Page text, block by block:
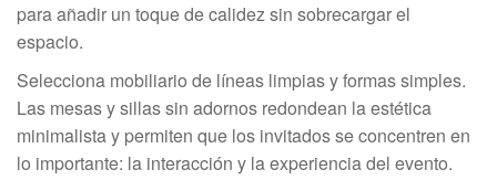
para añadir un toque de calidez sin sobrecargar el
espacio.
Selecciona mobiliario de líneas limpias y formas simples.
Las mesas y sillas sin adornos redondean la estética
minimalista y permiten que los invitados se concentren en
lo importante: la interacción y la experiencia del evento.